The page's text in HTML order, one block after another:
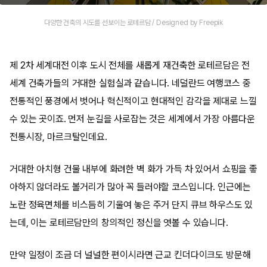
다양한 건축의 시도를 선보이는 로테르담 / Designed by Freepik
제 2차 세계대전 이후 도시 전체를 새롭게 재건축한 로테르담은 전
세계 건축가들의 거대한 실험실과 같습니다. 네덜란드 여행코스 중
전통적인 풍경에서 벗어나 혁신적이고 현대적인 감각을 제대로 느낄
수 있는 곳이죠. 먼저 눈길을 사로잡는 것은 세계에서 가장 아름다운
전통시장, 마르크탈인데요.
거대한 아치형 건물 내부에 화려한 벽 화가 가득 차 있어서 쇼핑을 좋
아하지 않더라도 볼거리가 많아 꼭 들러야할 코스입니다. 인근에는
노란 정육면체를 비스듬히 기울여 놓은 주거 단지 큐브 하우스도 있
는데, 이는 로테르담만의 창의적인 정신을 엿볼 수 있습니다.
만약 일정이 조금 더 널널한 편이시라면 근교 킨더다이크도 방문해